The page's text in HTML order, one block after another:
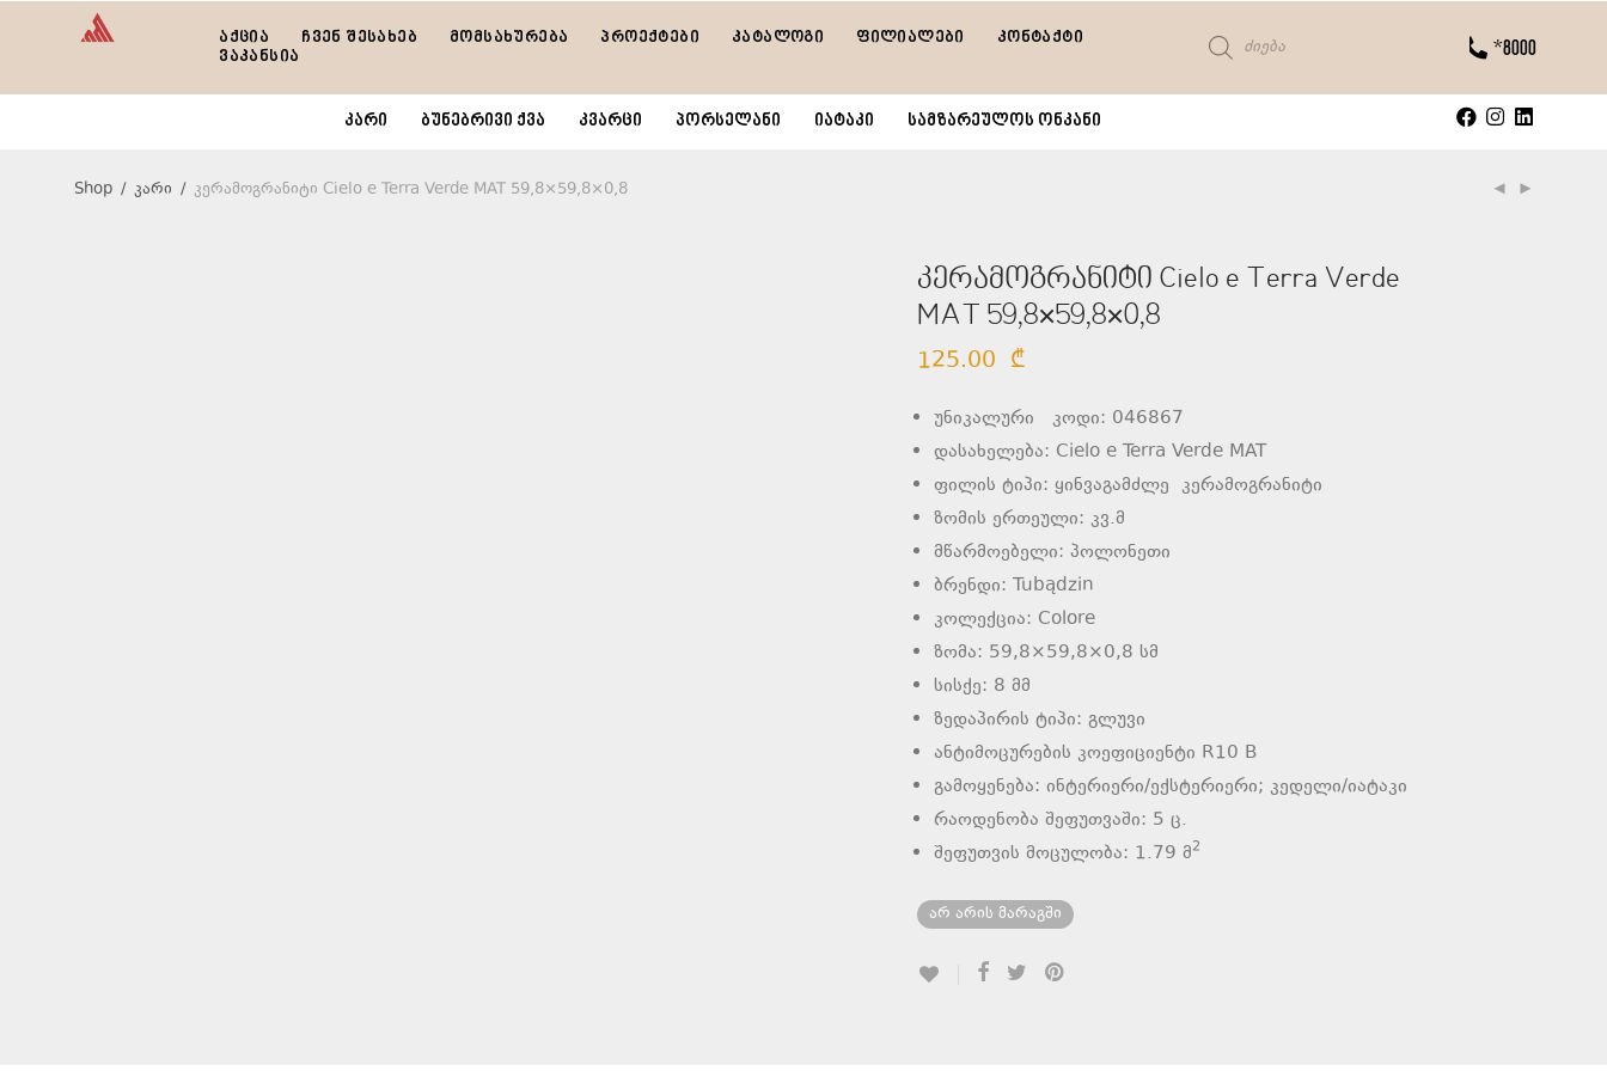
აქცია ჩვენ შესახებ მომსახურება პროექტები კატალოგი ფილიალები
კონტაქტი
ვაკანსია
*8000
კარი ბუნებრივი ქვა კვარცი პორსელანი იატაკი სამზარეულოს ონკანი
Shop / კარი / კერამოგრანიტი Cielo e Terra Verde MAT 59,8×59,8×0,8
კერამოგრანიტი Cielo e Terra Verde
MAT 59,8×59,8×0,8
125.00 ₾
უნიკალური კოდი: 046867
დასახელება: Cielo e Terra Verde MAT
ფილის ტიპი: ყინვაგამძლე კერამოგრანიტი
ზომის ერთეული: კვ.მ
მწარმოებელი: პოლონეთი
ბრენდი: Tubądzin
კოლექცია: Colore
ზომა: 59,8×59,8×0,8 სმ
სისქე: 8 მმ
ზედაპირის ტიპი: გლუვი
ანტიმოცურების კოეფიციენტი R10 B
გამოყენება: ინტერიერი/ექსტერიერი; კედელი/იატაკი
რაოდენობა შეფუთვაში: 5 ც.
შეფუთვის მოცულობა: 1.79 მ2
არ არის მარაგში